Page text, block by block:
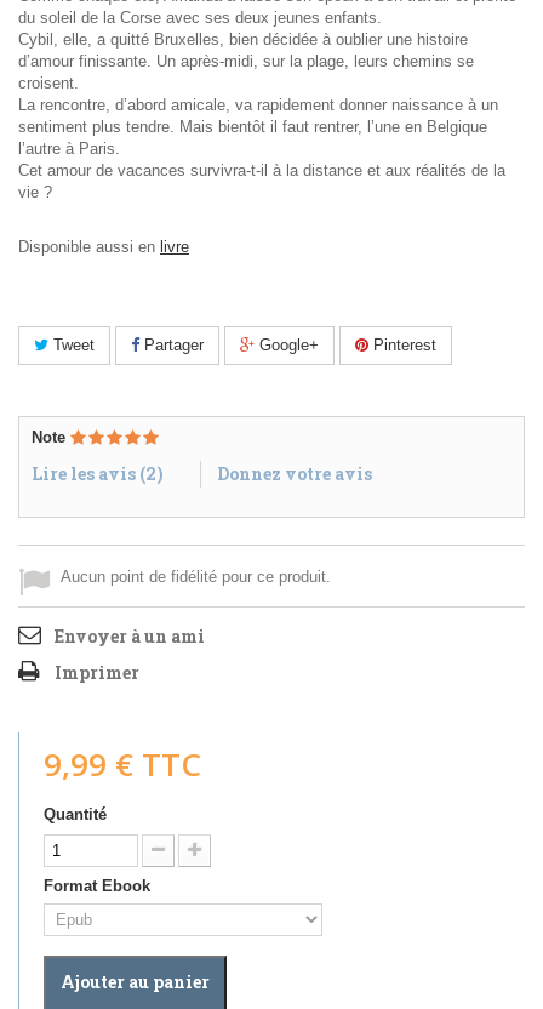
du soleil de la Corse avec ses deux jeunes enfants.
Cybil, elle, a quitté Bruxelles, bien décidée à oublier une histoire
d’amour finissante. Un après-midi, sur la plage, leurs chemins se
croisent.
La rencontre, d’abord amicale, va rapidement donner naissance à un
sentiment plus tendre. Mais bientôt il faut rentrer, l’une en Belgique
l’autre à Paris.
Cet amour de vacances survivra-t-il à la distance et aux réalités de la
vie ?
Disponible aussi en livre
Tweet Partager Google+ Pinterest
Note
Lire les avis (2) Donnez votre avis
Aucun point de fidélité pour ce produit.
Envoyer à un ami
Imprimer
9,99 € TTC
Quantité
Format Ebook
Ajouter au panier